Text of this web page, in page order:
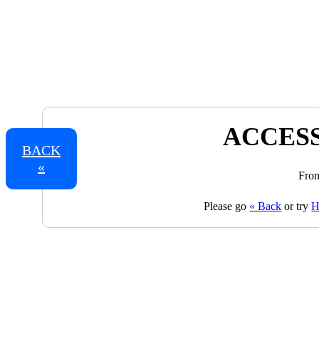
BACK
«
Please go « Back or try